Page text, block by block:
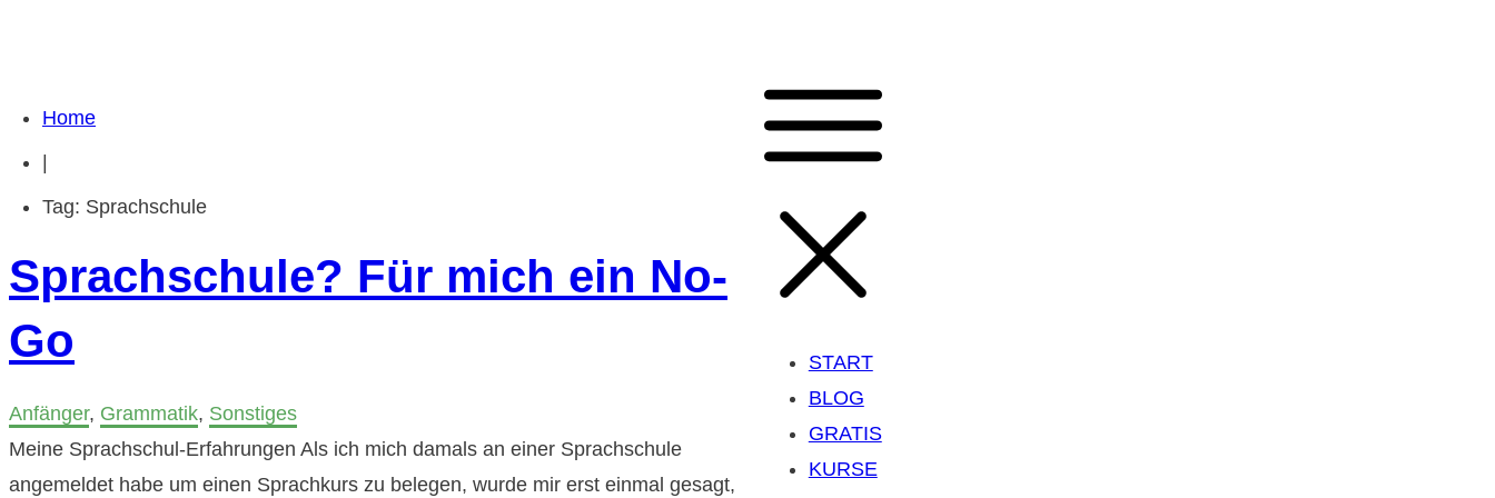
START
BLOG
GRATIS
KURSE
Home
Tag: Sprachschule
Sprachschule? Für mich ein No-
Go
Anfänger, Grammatik, Sonstiges
Meine Sprachschul-Erfahrungen ​Als ich mich damals an einer Sprachschule
angemeldet habe um einen Sprachkurs zu belegen, wurde mir erst einmal gesagt,